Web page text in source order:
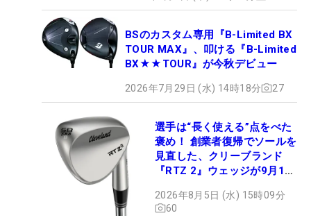
BSのカスタム専用『B-Limited BX
TOUR MAX』、叩ける『B-Limited
BX★★TOUR』が今秋デビュー
2026年7月29日 (水) 14時18分 27
選手は“長く使える”点をべた
褒め！ 創業者復帰でソールを
見直した、クリーブランド
『RTZ 2』ウェッジが9月12
2026年8月5日 (水) 15時09分
60